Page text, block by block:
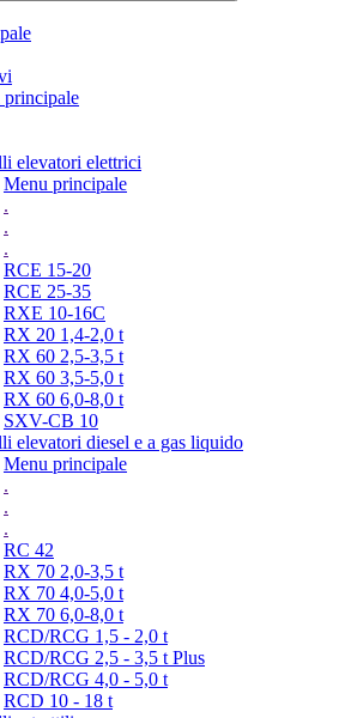
principale
elevatori elettrici
Menu principale
.
.
.
RCE 15-20
RCE 25-35
RXE 10-16C
RX 20 1,4-2,0 t
RX 60 2,5-3,5 t
RX 60 3,5-5,0 t
RX 60 6,0-8,0 t
SXV-CB 10
elevatori diesel e a gas liquido
Menu principale
.
.
.
RC 42
RX 70 2,0-3,5 t
RX 70 4,0-5,0 t
RX 70 6,0-8,0 t
RCD/RCG 1,5 - 2,0 t
RCD/RCG 2,5 - 3,5 t Plus
RCD/RCG 4,0 - 5,0 t
RCD 10 - 18 t